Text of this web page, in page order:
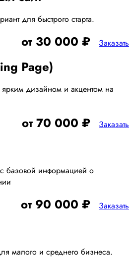
для быстрого старта.
от 30 000 ₽ Заказать
Page)
дизайном и акцентом на
от 70 000 ₽ Заказать
базовой информацией о
от 90 000 ₽ Заказать
малого и среднего бизнеса.